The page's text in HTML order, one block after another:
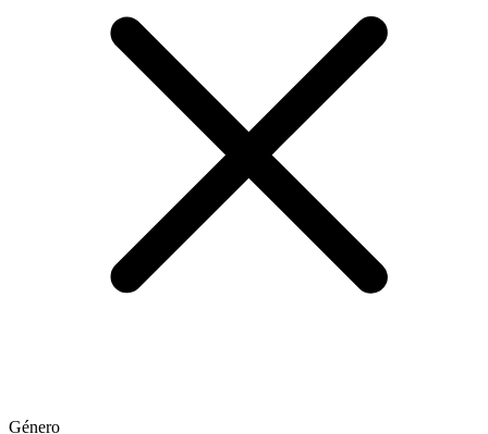
Género